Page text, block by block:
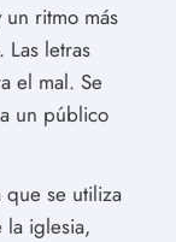
ritmo más
letras
el mal. Se
un público
que se utiliza
la iglesia,